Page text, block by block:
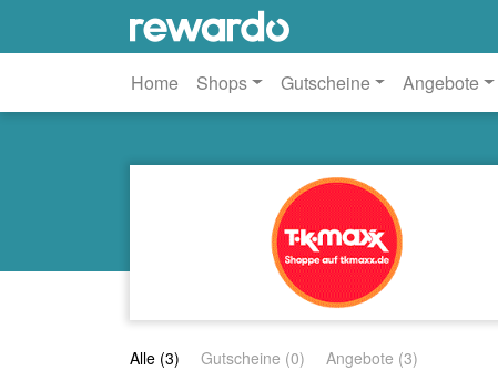
Home Shops Gutscheine Angebote
Alle (3) Gutscheine (0) Angebote (3)